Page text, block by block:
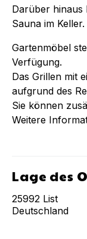
Darüber hinaus
Sauna im Keller.
Gartenmöbel
Verfügung.
Das Grillen mit
aufgrund des
Sie können
Weitere
Lage des
25992 List
Deutschland